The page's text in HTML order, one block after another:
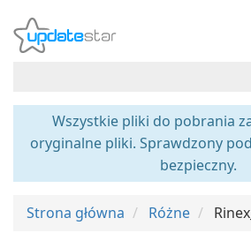
Wszystkie pliki do pobrania
oryginalne pliki. Sprawdzony
bezpieczny.
Strona główna Różne